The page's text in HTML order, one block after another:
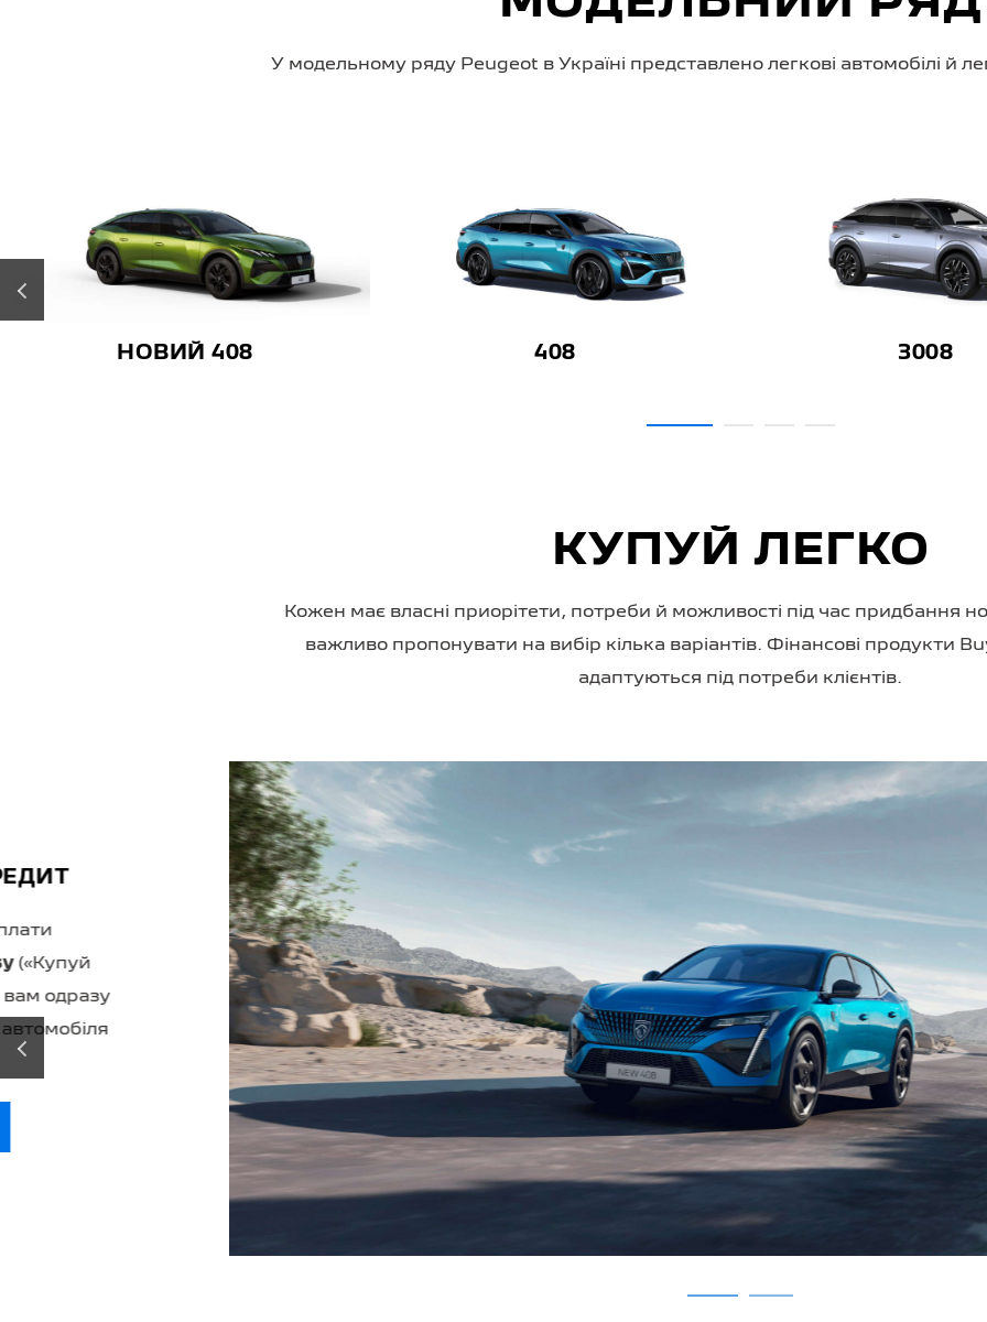
У модельному ряду Peugeot в Україні представлено легкові автомобілі й
408 3008 E-3008
‹
КУПУЙ ЛЕГКО
Кожен має власні приорітети, потреби й можливості під час придбання
важливо пропонувати на вибір кілька варіантів. Фінансові продукти
адаптуються під потреби клієнтів.
КУПУЙ ЛЕГКО В ЛІЗИНГ
Скористайтеся можливістю
довгострокової оренди з правом викупу
автомобіля після виконання умов
договору, заощаджуючи на ПДВ і податку
ДЕТАЛЬНІШЕ
‹